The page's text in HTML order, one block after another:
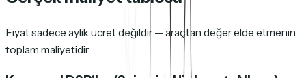
Fiyat sadece aylık ücret değildir — araçtan değer elde etmenin
toplam maliyetidir.